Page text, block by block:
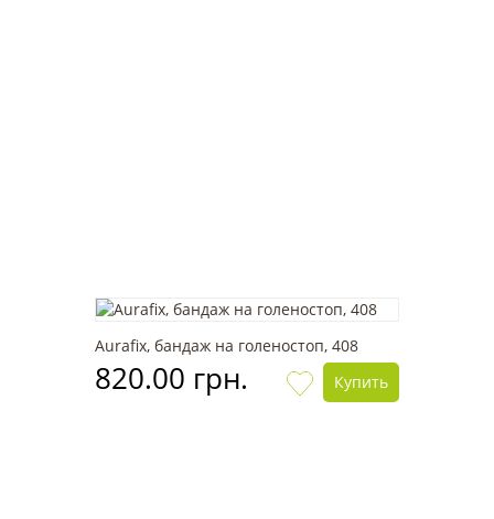
Aurafix, бандаж на голеностоп, 408
820.00 грн. Купить